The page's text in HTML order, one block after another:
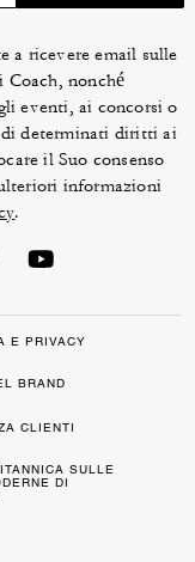
a ricevere email sulle
nonché
eventi, ai concorsi o
determinati diritti ai
il Suo consenso
informazioni
.
E PRIVACY
BRAND
CLIENTI
SULLE
DI